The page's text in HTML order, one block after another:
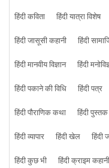
हिंदी कविता
हिंदी यात्रा विशेष
हिंदी जासूसी कहानी
हिंदी
हिंदी मानवीय विज्ञान
हिंदी
हिंदी पकाने की विधि
हिंदी पत्र
हिंदी पौराणिक कथा
हिंदी पुस्तक
हिंदी व्यापार
हिंदी खेल हिंदी
हिंदी कुछ भी
हिंदी क्राइम कहानी